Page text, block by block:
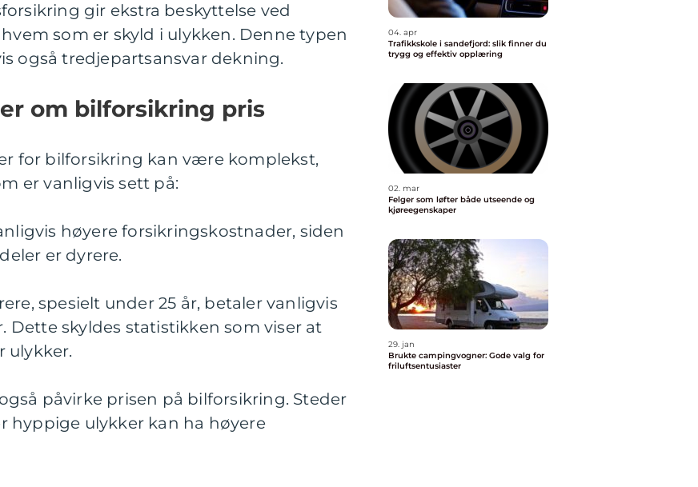
gir ekstra beskyttelse ved
som er skyld i ulykken. Denne typen
også tredjepartsansvar dekning.
om bilforsikring pris
for bilforsikring kan være komplekst,
er vanligvis sett på:
høyere forsikringskostnader, siden
er dyrere.
spesielt under 25 år, betaler vanligvis
Dette skyldes statistikken som viser at
ulykker.
påvirke prisen på bilforsikring. Steder
hyppige ulykker kan ha høyere
04. apr
Trafikkskole i sandefjord: slik finner du
trygg og effektiv opplæring
02. mar
Felger som løfter både utseende og
kjøreegenskaper
29. jan
Brukte campingvogner: Gode valg for
friluftsentusiaster